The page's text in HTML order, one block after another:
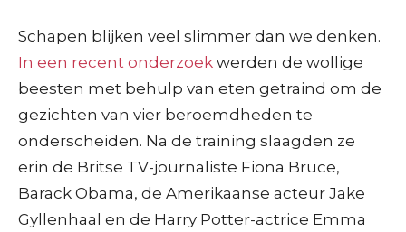
Schapen blijken veel slimmer dan we denken.
In een recent onderzoek werden de wollige
beesten met behulp van eten getraind om de
gezichten van vier beroemdheden te
onderscheiden. Na de training slaagden ze
erin de Britse TV-journaliste Fiona Bruce,
Barack Obama, de Amerikaanse acteur Jake
Gyllenhaal en de Harry Potter-actrice Emma